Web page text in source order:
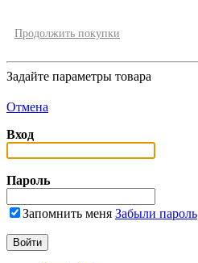
Продолжить покупки
Задайте параметры товара
Отмена
Вход
Пароль
Запомнить меня Забыли пароль